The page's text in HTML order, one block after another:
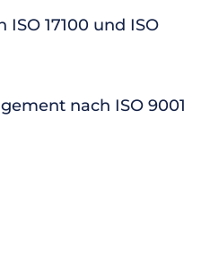
17100 und ISO
nach ISO 9001